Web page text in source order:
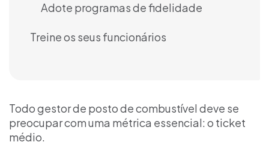
Todo gestor de posto de combustível deve se
preocupar com uma métrica essencial: o ticket
médio.
Adote programas de fidelidade
Treine os seus funcionários